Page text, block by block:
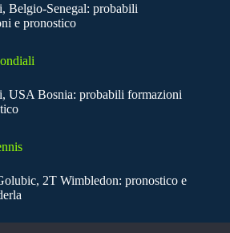
Belgio-Senegal: probabili
e pronostico
USA Bosnia: probabili formazioni
2T Wimbledon: pronostico e